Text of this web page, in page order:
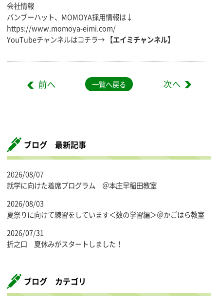
会社情報
バンブーハット、MOMOYA採用情報は↓
https://www.momoya-eimi.com/
YouTubeチャンネルはコチラ→ 【エイミチャンネル】
一覧へ戻る
ブログ 最新記事
2026/08/07
就学に向けた着席プログラム ＠本庄早稲田教室
2026/08/03
夏祭りに向けて練習をしています＜数の学習編＞＠かごはら教室
2026/07/31
折之口 夏休みがスタートしました！
ブログ カテゴリ